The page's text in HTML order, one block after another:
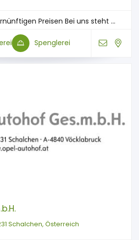
Preisen Bei uns steht ...
Spenglerei
Schalchen, Österreich